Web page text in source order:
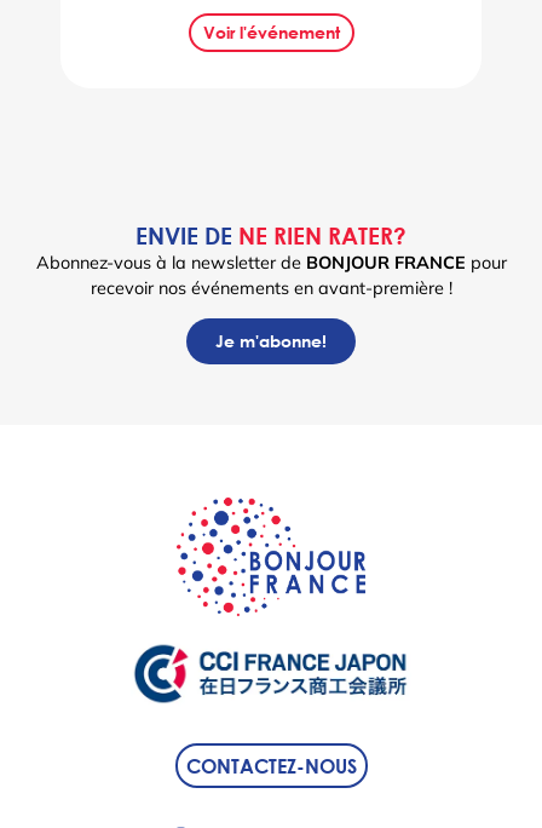
Voir l'événement
ENVIE DE NE RIEN RATER?
Abonnez-vous à la newsletter de BONJOUR FRANCE pour
recevoir nos événements en avant-première !
Je m'abonne!
CONTACTEZ-NOUS